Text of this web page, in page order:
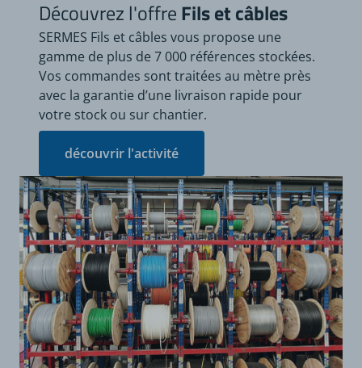
Découvrez l'offreFils et câbles
SERMES Fils et câbles vous propose une
gamme de plus de 7 000 références stockées.
Vos commandes sont traitées au mètre près
avec la garantie d’une livraison rapide pour
votre stock ou sur chantier.
découvrir l'activité